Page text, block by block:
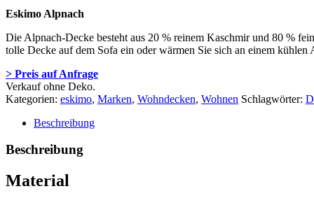
Eskimo Alpnach
Die Alpnach-Decke besteht aus 20 % reinem Kaschmir und 80 %
tolle Decke auf dem Sofa ein oder wärmen Sie sich an einem kühlen
> Preis auf Anfrage
Verkauf ohne Deko.
Kategorien: eskimo, Marken, Wohndecken, Wohnen Schlagwörter:
Beschreibung
Beschreibung
Material